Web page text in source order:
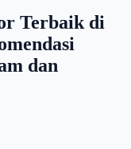
Terbaik di
dan